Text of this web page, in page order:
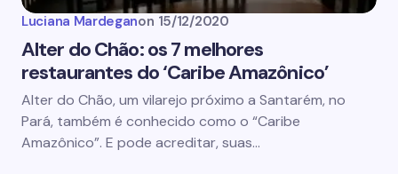
Luciana Mardeganon 15/12/2020
Alter do Chão: os 7 melhores
restaurantes do ‘Caribe Amazônico’
Alter do Chão, um vilarejo próximo a Santarém, no
Pará, também é conhecido como o “Caribe
Amazônico”. E pode acreditar, suas…